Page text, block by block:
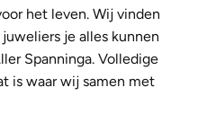
het leven. Wij vinden
je alles kunnen
Spanninga. Volledige
is waar wij samen met